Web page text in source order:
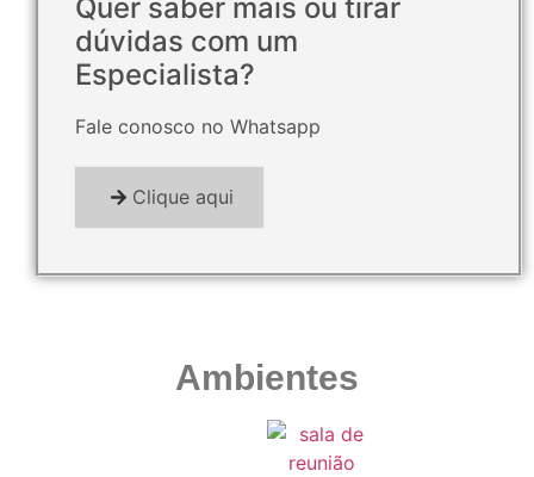
Quer saber mais ou tirar
dúvidas com um
Especialista?
Fale conosco no Whatsapp
Clique aqui
Ambientes